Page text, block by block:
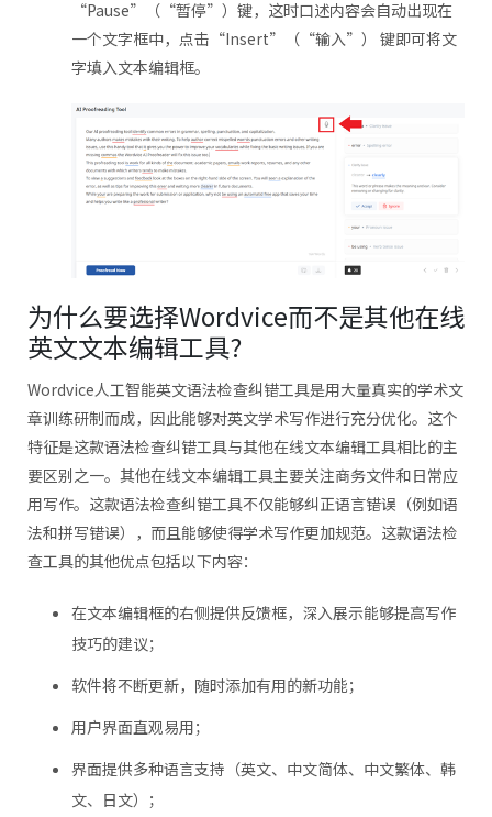
“Pause”（“暂停”）键，这时口述内容会自动出现在
一个文字框中，点击“Insert”（“输入”） 键即可将文
字填入文本编辑框。
为什么要选择Wordvice而不是其他在线
英文文本编辑工具?
Wordvice人工智能英文语法检查纠错工具是用大量真实的学术文
章训练研制而成，因此能够对英文学术写作进行充分优化。这个
特征是这款语法检查纠错工具与其他在线文本编辑工具相比的主
要区别之一。其他在线文本编辑工具主要关注商务文件和日常应
用写作。这款语法检查纠错工具不仅能够纠正语言错误（例如语
法和拼写错误），而且能够使得学术写作更加规范。这款语法检
查工具的其他优点包括以下内容：
在文本编辑框的右侧提供反馈框，深入展示能够提高写作
技巧的建议；
软件将不断更新，随时添加有用的新功能；
用户界面直观易用；
界面提供多种语言支持（英文、中文简体、中文繁体、韩
文、日文）；